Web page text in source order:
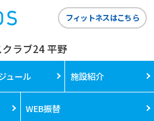
ラブ24 平野
フィットネスはこちら
ュール 施設紹介
WEB振替